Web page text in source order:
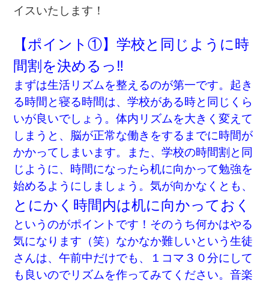
イスいたします！
【ポイント①】学校と同じように時
間割を決めるっ‼
まずは生活リズムを整えるのが第一です。起き
る時間と寝る時間は、学校がある時と同じくら
いが良いでしょう。体内リズムを大きく変えて
しまうと、脳が正常な働きをするまでに時間が
かかってしまいます。また、学校の時間割と同
じように、時間になったら机に向かって勉強を
始めるようにしましょう。気が向かなくとも、
とにかく時間内は机に向かっておく
というのがポイントです！そのうち何かはやる
気になります（笑）なかなか難しいという生徒
さんは、午前中だけでも、１コマ３０分にして
も良いのでリズムを作ってみてください。音楽